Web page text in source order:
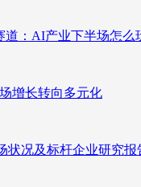
道：AI产业下半场怎么
增长转向多元化
状况及标杆企业研究报